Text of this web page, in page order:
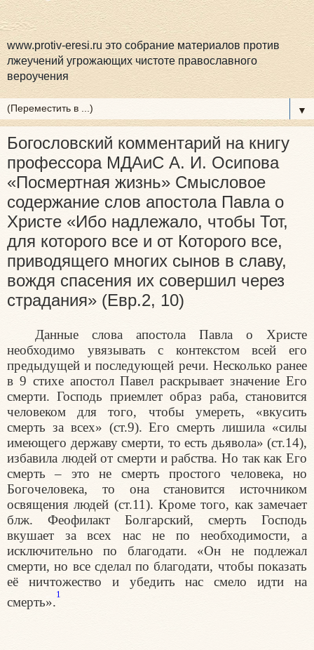
www.protiv-eresi.ru это собрание материалов против
лжеучений угрожающих чистоте православного
вероучения
▼
Богословский комментарий на книгу
профессора МДАиС А. И. Осипова
«Посмертная жизнь» Смысловое
содержание слов апостола Павла о
Христе «Ибо надлежало, чтобы Тот,
для которого все и от Которого все,
приводящего многих сынов в славу,
вождя спасения их совершил через
страдания» (Евр.2, 10)
Данные слова апостола Павла о Христе
необходимо увязывать с контекстом всей его
предыдущей и последующей речи. Несколько ранее
в 9 стихе апостол Павел раскрывает значение Его
смерти. Господь приемлет образ раба, становится
человеком для того, чтобы умереть, «вкусить
смерть за всех» (ст.9). Его смерть лишила «силы
имеющего державу смерти, то есть дьявола» (ст.14),
избавила людей от смерти и рабства. Но так как Его
смерть – это не смерть простого человека, но
Богочеловека, то она становится источником
освящения людей (ст.11). Кроме того, как замечает
блж. Феофилакт Болгарский, смерть Господь
вкушает за всех нас не по необходимости, а
исключительно по благодати. «Он не подлежал
смерти, но все сделал по благодати, чтобы показать
её ничтожество и убедить нас смело идти на
смерть».
1